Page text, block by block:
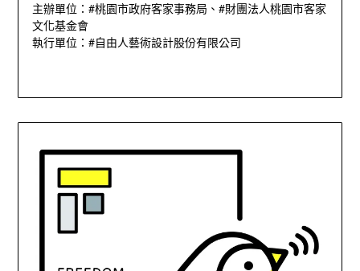
主辦單位：#桃園市政府客家事務局、#財團法⼈桃園市客家
⽂化基⾦會
執⾏單位：#⾃由⼈藝術設計股份有限公司